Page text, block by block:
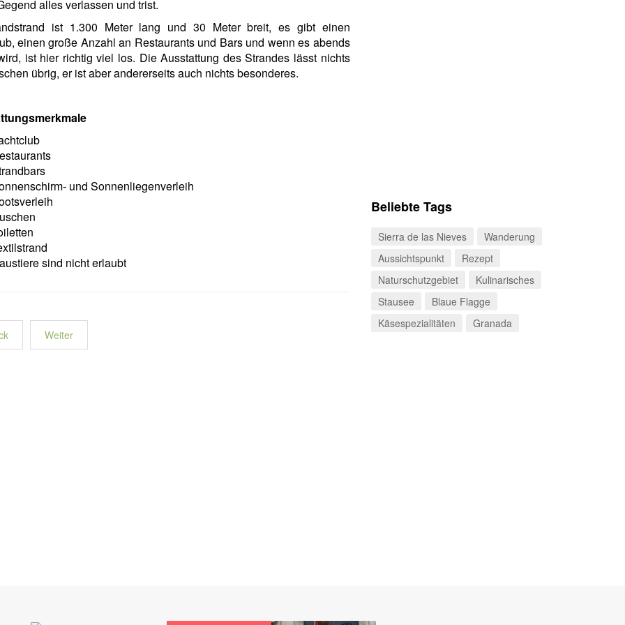
alles verlassen und trist.
ist 1.300 Meter lang und 30 Meter breit, es gibt einen
einen große Anzahl an Restaurants und Bars und wenn es abends
ist hier richtig viel los. Die Ausstattung des Strandes lässt nichts
übrig, er ist aber andererseits auch nichts besonderes.
und Sonnenliegenverleih
sind nicht erlaubt
Weiter
Beliebte Tags
Sierra de las Nieves
Wanderung
Aussichtspunkt
Rezept
Naturschutzgebiet
Kulinarisches
Stausee
Blaue Flagge
Käsespezialitäten
Granada